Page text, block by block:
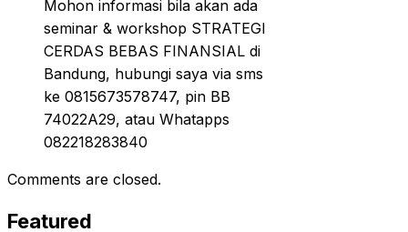
Mohon informasi bila akan ada
seminar & workshop STRATEGI
CERDAS BEBAS FINANSIAL di
Bandung, hubungi saya via sms
ke 0815673578747, pin BB
74022A29, atau Whatapps
082218283840
Comments are closed.
Featured